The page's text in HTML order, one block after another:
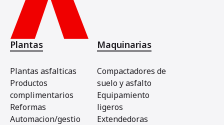
Plantas
Plantas asfalticas
Productos
complimentarios
Reformas
Automacion/gestio
Maquinarias
Compactadores de
suelo y asfalto
Equipamiento
ligeros
Extendedoras